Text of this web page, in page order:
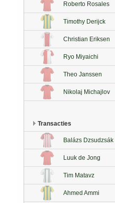
Roberto Rosales
Timothy Derijck
Christian Eriksen
Ryo Miyaichi
Theo Janssen
Nikolaj Michajlov
Transacties
Balázs Dzsudzsák
Luuk de Jong
Tim Matavz
Ahmed Ammi